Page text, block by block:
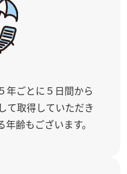
年ごとに５日間から
て取得していただき
齢もございます。